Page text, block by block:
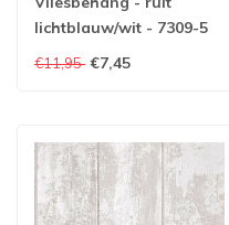
lichtblauw/wit - 7309-5
€11,95 €7,45